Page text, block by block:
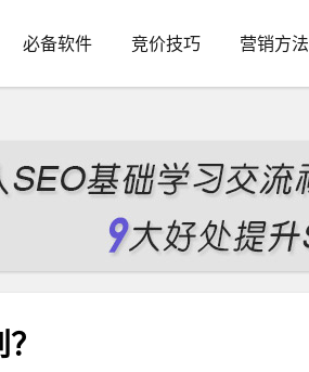
必备软件 竞价技巧 营销方法